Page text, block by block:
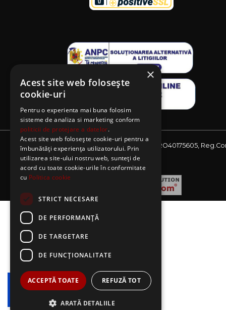
Website detinut de AE Sagres SRL, CIF: RO40175605,
J08/2727/2018
×
Acest site web folosește
cookie-uri
Pentru o experienta mai buna folosim
sisteme de analiza si marketing conform
politicii de protejare a datelor.
Acest site web folosește cookie-uri pentru a
îmbunătăți experiența utilizatorului. Prin
utilizarea site-ului nostru web, sunteți de
acord cu toate cookie-urile în conformitate
cu Politica cookie
STRICT NECESARE
DE PERFORMANȚĂ
DE TARGETARE
DE FUNCŢIONALITATE
ACCEPTĂ TOATE REFUZĂ TOT
ARATĂ DETALIILE